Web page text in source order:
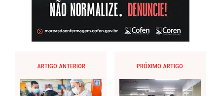
ARTIGO ANTERIOR PRÓXIMO ARTIGO